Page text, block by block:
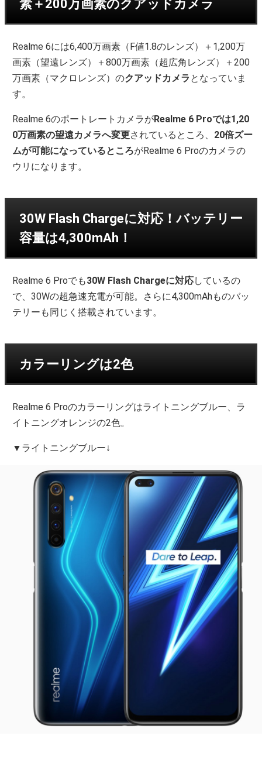
素＋200万画素のクアッドカメラ
Realme 6には6,400万画素（F値1.8のレンズ）＋1,200万
画素（望遠レンズ）＋800万画素（超広角レンズ）＋200
万画素（マクロレンズ）のクアッドカメラ となっていま
す。
Realme 6のポートレートカメラがRealme 6 Proでは1,20
0万画素の望遠カメラへ変更されているところ、 20倍ズー
ムが可能になっているところがRealme 6 Proのカメラの
ウリになります。
30W Flash Chargeに対応！バッテリー
容量は4,300mAh！
Realme 6 Proでも30W Flash Chargeに対応しているの
で、30Wの超急速充電が可能。さらに4,300mAhものバッ
テリーも同じく搭載されています。
カラーリングは2色
Realme 6 Proのカラーリングはライトニングブルー、ラ
イトニングオレンジの2色。
▼ライトニングブルー↓